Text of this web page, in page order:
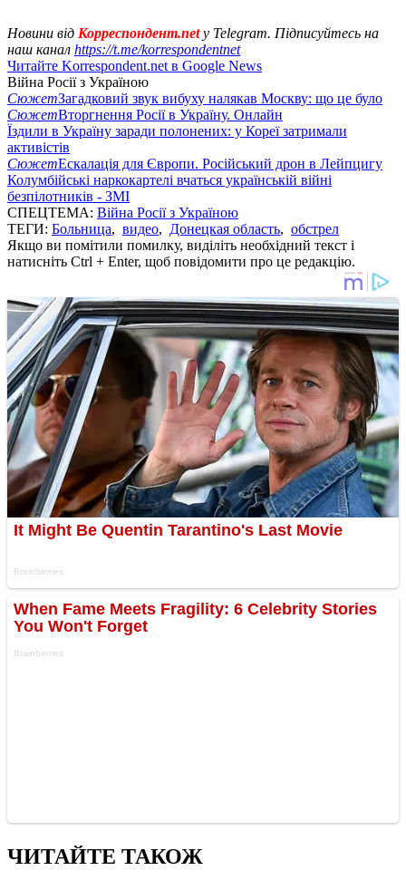
Новини від Корреспондент.netу Telegram. Підписуйтесь на
наш канал https://t.me/korrespondentnet
Читайте Korrespondent.net в Google News
Війна Росії з Україною
СюжетЗагадковий звук вибуху налякав Москву: що це було
СюжетВторгнення Росії в Україну. Онлайн
Їздили в Україну заради полонених: у Кореї затримали
активістів
СюжетЕскалація для Європи. Російський дрон в Лейпцигу
Колумбійські наркокартелі вчаться українській війні
безпілотників - ЗМІ
СПЕЦТЕМА: Війна Росії з Україною
ТЕГИ: Больница, видео, Донецкая область, обстрел
Якщо ви помітили помилку, виділіть необхідний текст і
натисніть Ctrl + Enter, щоб повідомити про це редакцію.
ЧИТАЙТЕ ТАКОЖ